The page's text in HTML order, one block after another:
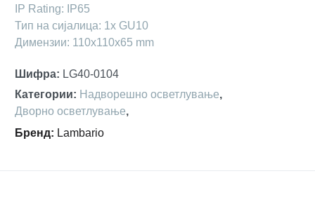
IP Rating: IP65
Тип на сијалица: 1х GU10
Димензии: 110x110x65 mm
Шифра: LG40-0104
Категории: Надворешно осветлување,
Дворно осветлување,
Бренд: Lambario